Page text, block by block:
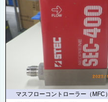
マスフローコントローラー（MFC）